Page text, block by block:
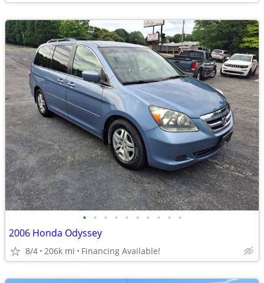
• • • • • • • • • •
2006 Honda Odyssey
8/4 206k mi Financing Available!